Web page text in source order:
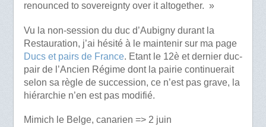
renounced to sovereignty over it altogether. »
Vu la non-session du duc d’Aubigny durant la
Restauration, j’ai hésité à le maintenir sur ma page
Ducs et pairs de France. Etant le 12è et dernier duc-
pair de l’Ancien Régime dont la pairie continuerait
selon sa règle de succession, ce n’est pas grave, la
hiérarchie n’en est pas modifié.
Mimich le Belge, canarien => 2 juin